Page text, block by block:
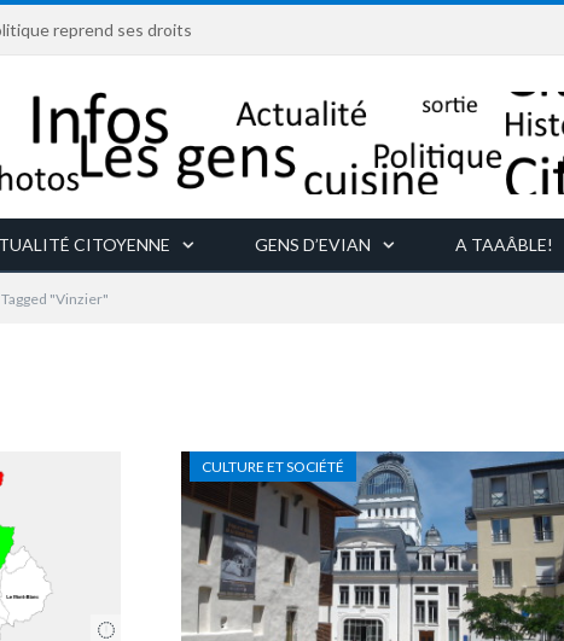
reprend ses droits
CITOYENNE GENS D’EVIAN A TAAÂBLE!
"Vinzier"
CULTURE ET SOCIÉTÉ